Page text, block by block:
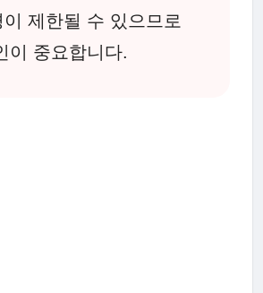
제한될 수 있으므로
이 중요합니다.